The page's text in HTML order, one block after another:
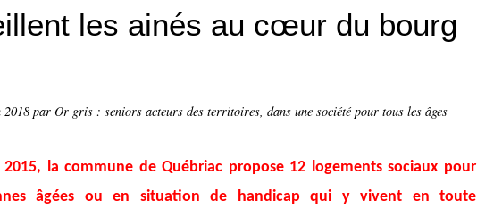
les ainés au cœur du bourg
par Or gris : seniors acteurs des territoires, dans une société pour tous les âges
2015, la commune de Québriac propose 12 logements sociaux pour
âgées ou en situation de handicap qui y vivent en toute